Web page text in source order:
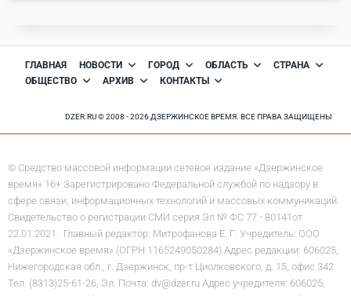
ГЛАВНАЯ НОВОСТИ ГОРОД ОБЛАСТЬ
СТРАНА
ОБЩЕСТВО
АРХИВ КОНТАКТЫ
DZER.RU © 2008 - 2026 ДЗЕРЖИНСКОЕ ВРЕМЯ. ВСЕ ПРАВА ЗАЩИЩЕНЫ
© Средство массовой информации сетевое издание «Дзержинское
время» 16+ Зарегистрировано Федеральной службой по надзору в
сфере связи, информационных технологий и массовых коммуникаций.
Свидетельство о регистрации СМИ серия Эл № ФС 77 - 80141от
22.01.2021. Главный редактор: Митрофанова Е. Г. Учредитель: ООО
«Дзержинское время» (ОГРН 1165249050284) Адрес редакции: 606025,
Нижегородская обл., г. Дзержинск, пр-т Циолковского, д. 15, офис 342
Тел. (8313)25-61-26, Эл. Почта: dv@dzer.ru Адрес учредителя: 606025,